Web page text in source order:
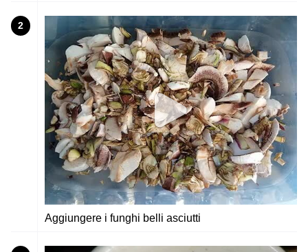
2
Aggiungere i funghi belli asciutti